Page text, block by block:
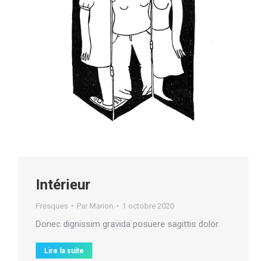
Intérieur
Fresques Par Marion 1 octobre 2020
Donec dignissim gravida posuere sagittis dolor.
Lire la suite